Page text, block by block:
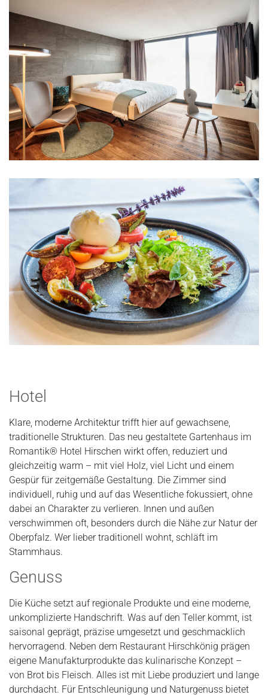
Hotel
Klare, moderne Architektur trifft hier auf gewachsene,
traditionelle Strukturen. Das neu gestaltete Gartenhaus im
Romantik® Hotel Hirschen wirkt offen, reduziert und
gleichzeitig warm – mit viel Holz, viel Licht und einem
Gespür für zeitgemäße Gestaltung. Die Zimmer sind
individuell, ruhig und auf das Wesentliche fokussiert, ohne
dabei an Charakter zu verlieren. Innen und außen
verschwimmen oft, besonders durch die Nähe zur Natur der
Oberpfalz. Wer lieber traditionell wohnt, schläft im
Stammhaus.
Genuss
Die Küche setzt auf regionale Produkte und eine moderne,
unkomplizierte Handschrift. Was auf den Teller kommt, ist
saisonal geprägt, präzise umgesetzt und geschmacklich
hervorragend. Neben dem Restaurant Hirschkönig prägen
eigene Manufakturprodukte das kulinarische Konzept –
von Brot bis Fleisch. Alles ist mit Liebe produziert und lange
durchdacht. Für Entschleunigung und Naturgenuss bietet